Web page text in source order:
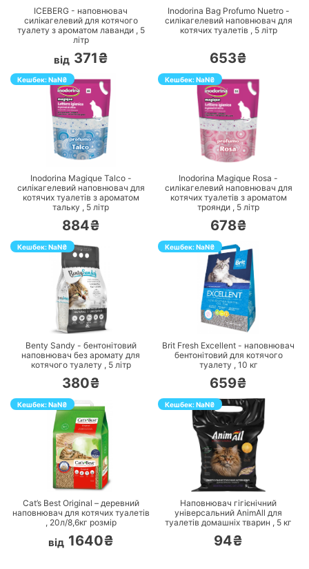
ICEBERG - наповнювач
силікагелевий для котячого
туалету з ароматом лаванди , 5
літр
від 371₴
Inodorina Bag Profumo Nuetro -
cилікагелевий наповнювач для
котячих туалетів , 5літр
653₴
Кешбек:NaN₴
ПЕРЕЙТИ
Inodorina Magique Talco -
cилікагелевий наповнювач для
котячих туалетів з ароматом
тальку , 5 літр
884₴
Кешбек:NaN₴
ПЕРЕЙТИ
Inodorina Magique Rosa -
cилікагелевий наповнювач для
котячих туалетів з ароматом
троянди , 5 літр
678₴
Кешбек:NaN₴
ПЕРЕЙТИ
Benty Sandy - бентонітовий
наповнювач без аромату для
котячого туалету , 5літр
380₴
Кешбек:NaN₴
ПЕРЕЙТИ
Brit Fresh Excellent - наповнювач
бентонітовий для котячого
туалету , 10 кг
659₴
Кешбек:NaN₴
ПЕРЕЙТИ
Cat’s Best Original – деревний
наповнювач для котячих туалетів
, 20л/8,6кг розмір
від 1640₴
Кешбек:NaN₴
ПЕРЕЙТИ
Наповнювач гігієнічний
універсальний AnimAll для
туалетів домашніх тварин , 5 кг
94₴